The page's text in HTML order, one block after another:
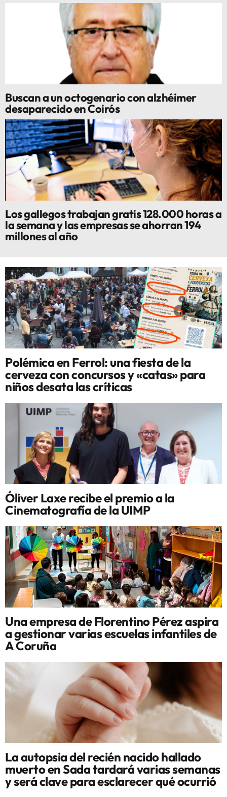
Buscan a un octogenario con alzhéimer
desaparecido en Coirós
Los gallegos trabajan gratis 128.000 horas a
la semana y las empresas se ahorran 194
millones al año
Polémica en Ferrol: una fiesta de la
cerveza con concursos y «catas» para
niños desata las críticas
Óliver Laxe recibe el premio a la
Cinematografía de la UIMP
Una empresa de Florentino Pérez aspira
a gestionar varias escuelas infantiles de
A Coruña
La autopsia del recién nacido hallado
muerto en Sada tardará varias semanas
y será clave para esclarecer qué ocurrió